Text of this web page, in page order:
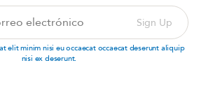
dirección
de
correo
Sign Up
elit minim nisi eu occaecat occaecat deserunt aliquip
nisi ex deserunt.